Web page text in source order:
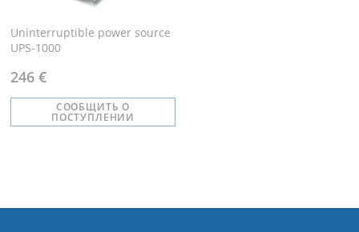
Uninterruptible power source
UPS-1000
246 €
СООБЩИТЬ О
ПОСТУПЛЕНИИ